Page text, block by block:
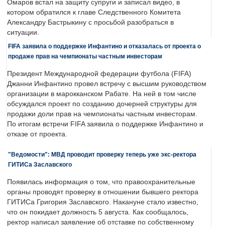
Омаров встал на защиту супруги и записал видео, в
котором обратился к главе Следственного Комитета
Александру Бастрыкину с просьбой разобраться в
ситуации.
FIFA заявила о поддержке Инфантино и отказалась от проекта о
продаже прав на чемпионаты частным инвесторам
Президент Международной федерации футбола (FIFA)
Джанни Инфантино провел встречу с высшим руководством
организации в марокканском Рабате. На ней в том числе
обсуждался проект по созданию дочерней структуры для
продажи доли прав на чемпионаты частным инвесторам.
По итогам встречи FIFA заявила о поддержке Инфантино и
отказе от проекта.
"Ведомости": МВД проводит проверку теперь уже экс-ректора
ГИТИСа Заславского
Появилась информация о том, что правоохранительные
органы проводят проверку в отношении бывшего ректора
ГИТИСа Григория Заславского. Накануне стало известно,
что он покидает должность 5 августа. Как сообщалось,
ректор написал заявление об отставке по собственному